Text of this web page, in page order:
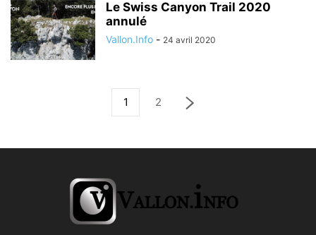
Le Swiss Canyon Trail 2020
annulé
Vallon.Info - 24 avril 2020
1 2